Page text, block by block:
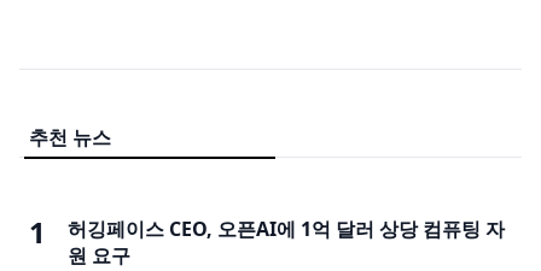
추천 뉴스
1
허깅페이스 CEO, 오픈AI에 1억 달러 상당 컴퓨팅 자
원 요구